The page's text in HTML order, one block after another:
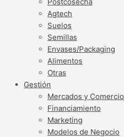
Agtech
Suelos
Semillas
Envases/Packaging
Alimentos
Otras
Gestión
Mercados y Comercio
Financiamiento
Marketing
Modelos de Negocio